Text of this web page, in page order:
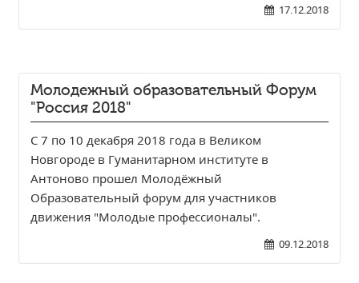
ВОСПИТАТЕЛЬНАЯ РАБОТА
ГТО
Дополнительное образование
Информация для детей-сирот
Памятные даты военной истории
Пожарная безопасность
Программа воспитания
Профилактическая работа
17.12.2018
Молодежный образовательный Форум
"Россия 2018"
С 7 по 10 декабря 2018 года в Великом
Новгороде в Гуманитарном институте в
Антоново прошел Молодёжный
Образовательный форум для участников
движения "Молодые профессионалы".
09.12.2018